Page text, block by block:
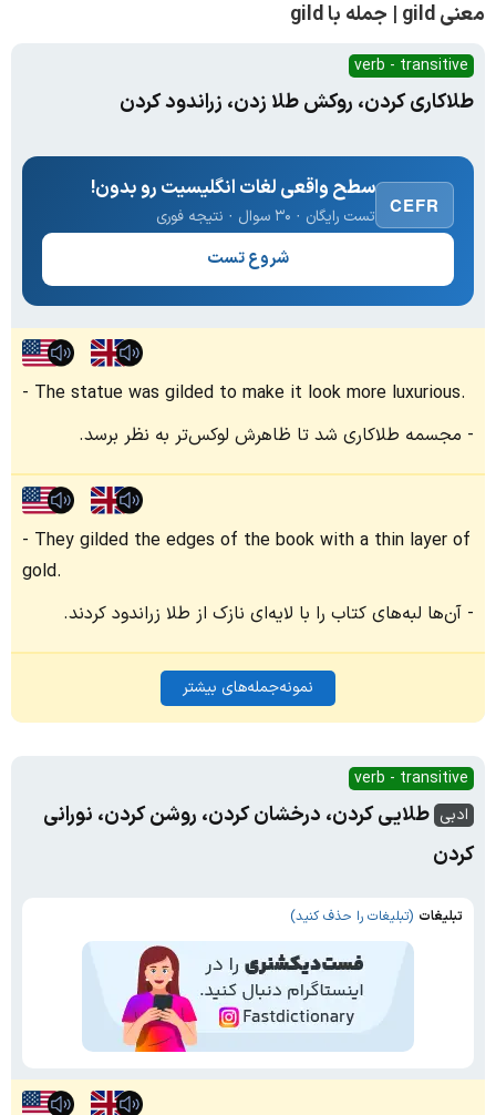
معنی gild | جمله با gild
verb - transitive
طلاکاری کردن، روکش طلا زدن، زراندود کردن
CEFR
سطح واقعی لغات انگلیسیت رو بدون!
تست رایگان · ۳۰ سوال · نتیجه فوری
شروع تست
The statue was gilded to make it look more luxurious.
مجسمه طلاکاری شد تا ظاهرش لوکس‌تر به نظر برسد.
They gilded the edges of the book with a thin layer of
gold.
آن‌ها لبه‌های کتاب را با لایه‌ای نازک از طلا زراندود کردند.
نمونه‌جمله‌های بیشتر
verb - transitive
ادبی طلایی کردن، درخشان کردن، روشن کردن، نورانی
کردن
تبلیغات (تبلیغات را حذف کنید)